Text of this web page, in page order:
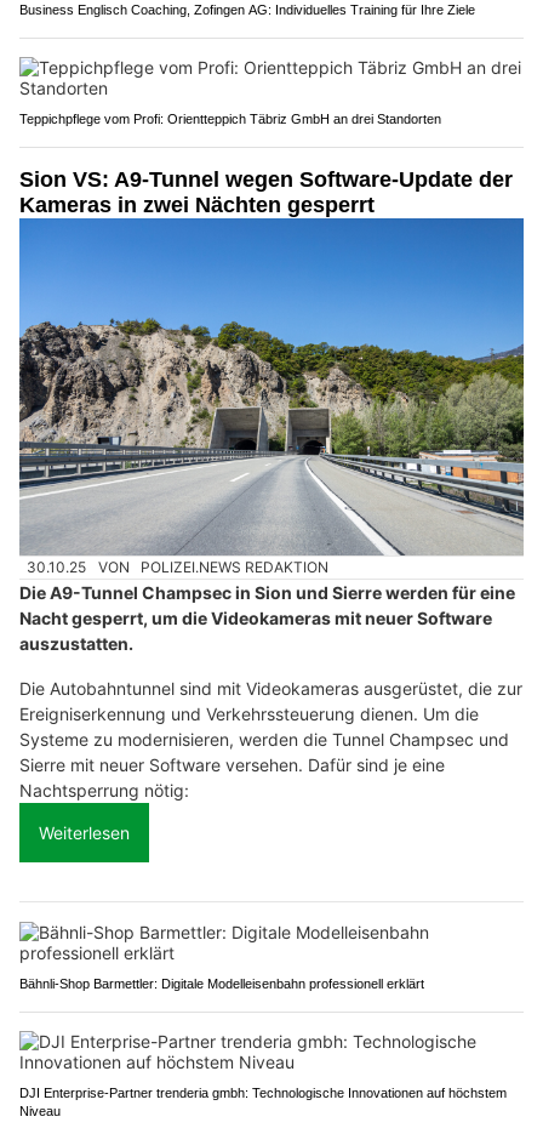
Business Englisch Coaching, Zofingen AG: Individuelles Training für Ihre Ziele
Teppichpflege vom Profi: Orientteppich Täbriz GmbH an drei Standorten
Sion VS: A9-Tunnel wegen Software-Update der
Kameras in zwei Nächten gesperrt
30.10.25 VON POLIZEI.NEWS REDAKTION
Die A9-Tunnel Champsec in Sion und Sierre werden für eine
Nacht gesperrt, um die Videokameras mit neuer Software
auszustatten.
Die Autobahntunnel sind mit Videokameras ausgerüstet, die zur
Ereigniserkennung und Verkehrssteuerung dienen. Um die
Systeme zu modernisieren, werden die Tunnel Champsec und
Sierre mit neuer Software versehen. Dafür sind je eine
Nachtsperrung nötig:
Weiterlesen
Bähnli-Shop Barmettler: Digitale Modelleisenbahn professionell erklärt
DJI Enterprise-Partner trenderia gmbh: Technologische Innovationen auf höchstem
Niveau